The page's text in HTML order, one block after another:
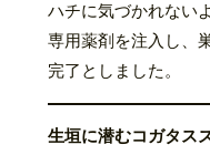
ハチに気づかれない
専用薬剤を注入し、
完了としました。
生垣に潜むコガタス